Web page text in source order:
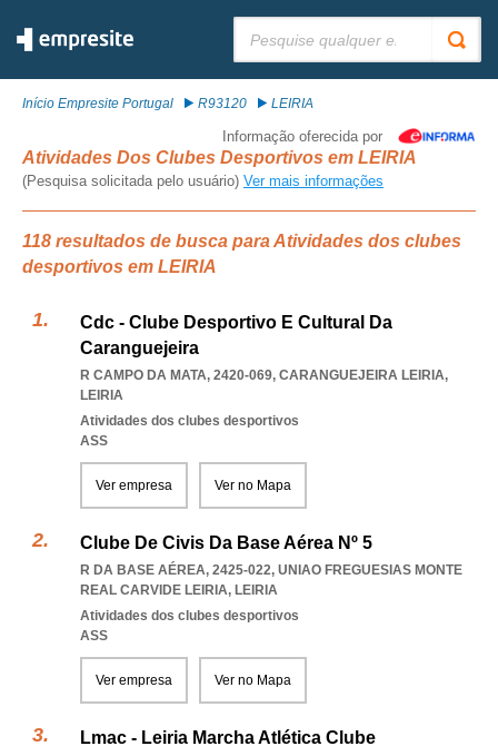
Início Empresite Portugal R93120 LEIRIA
Informação oferecida por
Atividades Dos Clubes Desportivos em LEIRIA
(Pesquisa solicitada pelo usuário) Ver mais informações
118 resultados de busca para Atividades dos clubes
desportivos em LEIRIA
Cdc - Clube Desportivo E Cultural Da
Caranguejeira
R CAMPO DA MATA, 2420-069, CARANGUEJEIRA LEIRIA,
LEIRIA
Atividades dos clubes desportivos
ASS
Ver empresa Ver no Mapa
Clube De Civis Da Base Aérea Nº 5
R DA BASE AÉREA, 2425-022, UNIAO FREGUESIAS MONTE
REAL CARVIDE LEIRIA, LEIRIA
Atividades dos clubes desportivos
ASS
Ver empresa Ver no Mapa
Lmac - Leiria Marcha Atlética Clube